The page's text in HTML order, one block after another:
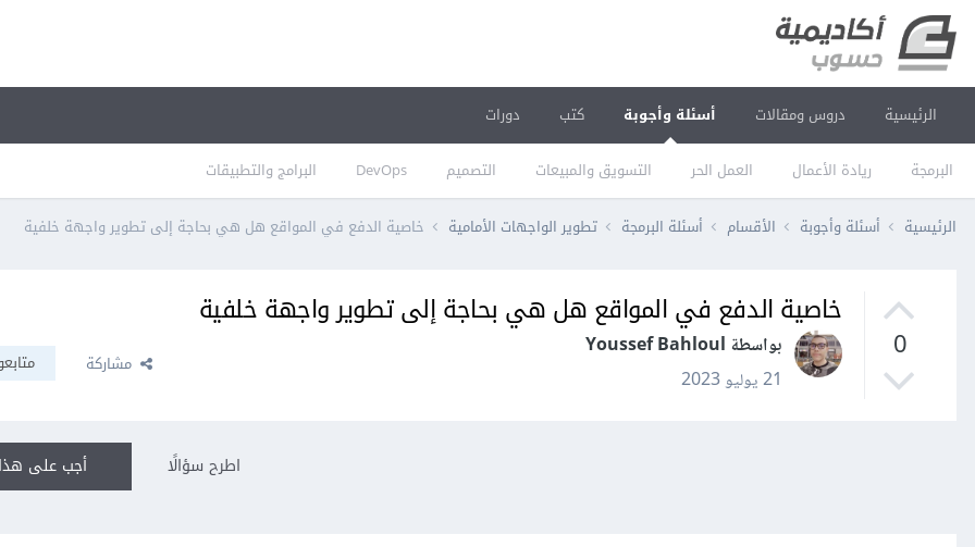
الرئيسية دروس ومقالات أسئلة وأجوبة
البرمجة ريادة الأعمال العمل الحر التسويق والمبيعات التصميم DevOps البرامج والتطبيقات
كتب دورات
الرئيسية أسئلة وأجوبة الأقسام أسئلة البرمجة تطوير الواجهات الأمامية خاصية الدفع في المواقع هل هي بحاجة إلى تطوير واجهة خلفية
0
خاصية الدفع في المواقع هل هي بحاجة إلى تطوير واجهة خلفية
بواسطة Youssef Bahloul
21 يوليو 2023
مشاركة
أجب على اطرح سؤالًا